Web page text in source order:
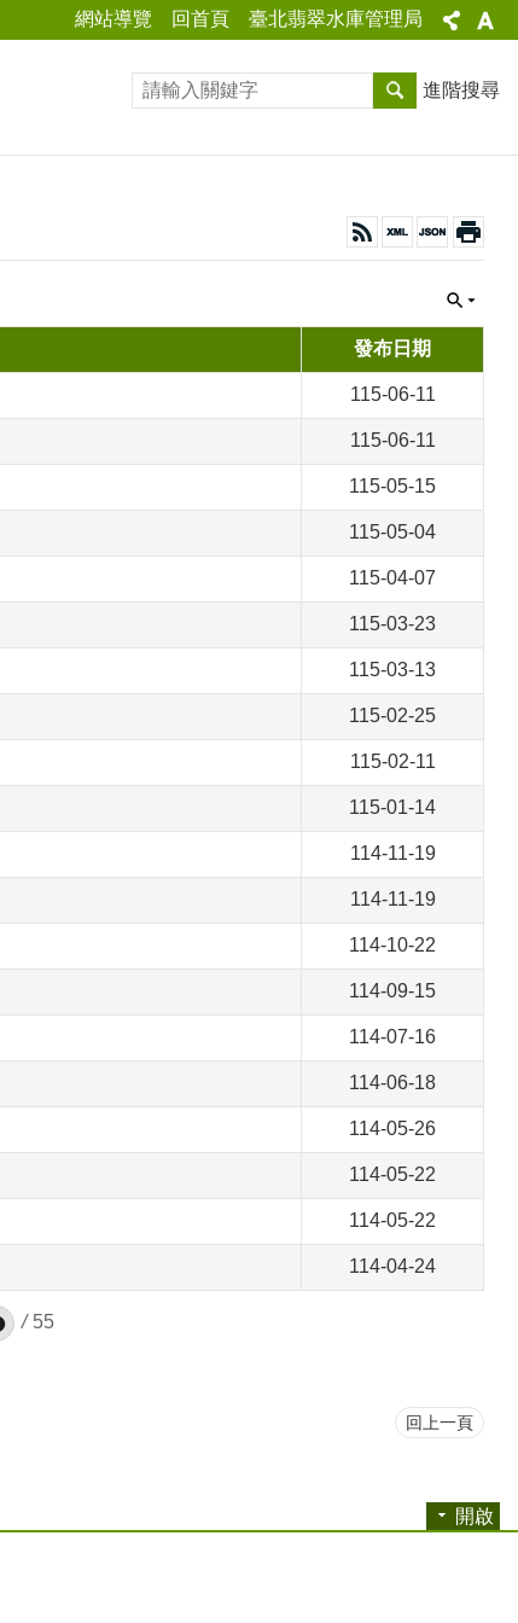
網站導覽 回首頁 臺北翡翠水庫管理局
進階搜尋
發布日期
115-06-11
115-06-11
115-05-15
115-05-04
115-04-07
115-03-23
115-03-13
115-02-25
115-02-11
115-01-14
114-11-19
114-11-19
114-10-22
114-09-15
114-07-16
114-06-18
114-05-26
114-05-22
114-05-22
114-04-24
/ 55
回上一頁
開啟